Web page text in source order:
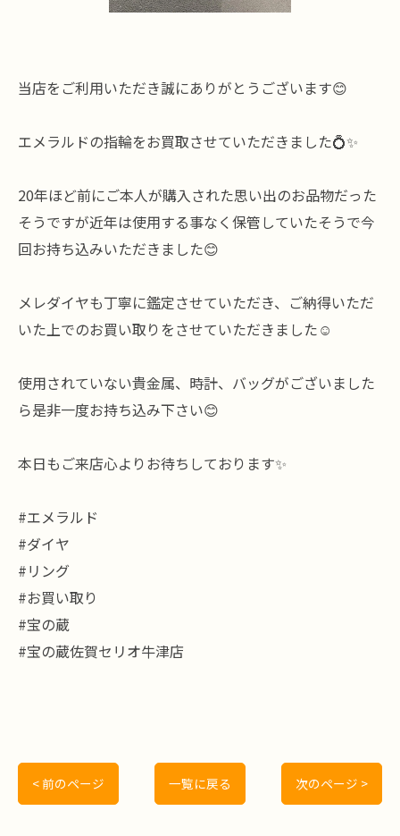
当店をご利用いただき誠にありがとうございます😊
エメラルドの指輪をお買取させていただきました💍✨
20年ほど前にご本人が購入された思い出のお品物だった
そうですが近年は使用する事なく保管していたそうで今
回お持ち込みいただきました😊
メレダイヤも丁寧に鑑定させていただき、ご納得いただ
いた上でのお買い取りをさせていただきました☺️
使用されていない貴金属、時計、バッグがございました
ら是非一度お持ち込み下さい😊
本日もご来店心よりお待ちしております✨
#エメラルド
#ダイヤ
#リング
#お買い取り
#宝の蔵
#宝の蔵佐賀セリオ牛津店
< 前のページ 一覧に戻る 次のページ >